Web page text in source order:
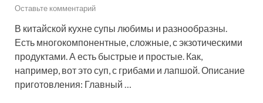
Оставьте комментарий
В китайской кухне супы любимы и разнообразны.
Есть многокомпонентные, сложные, с экзотическими
продуктами. А есть быстрые и простые. Как,
например, вот это суп, с грибами и лапшой. Описание
приготовления: Главный …